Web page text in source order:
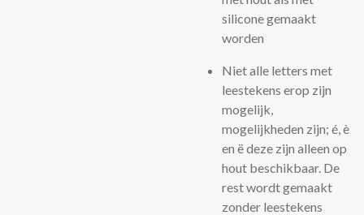
silicone gemaakt
worden
Niet alle letters met
leestekens erop zijn
mogelijk,
mogelijkheden zijn; é, è
en ë deze zijn alleen op
hout beschikbaar. De
rest wordt gemaakt
zonder leestekens